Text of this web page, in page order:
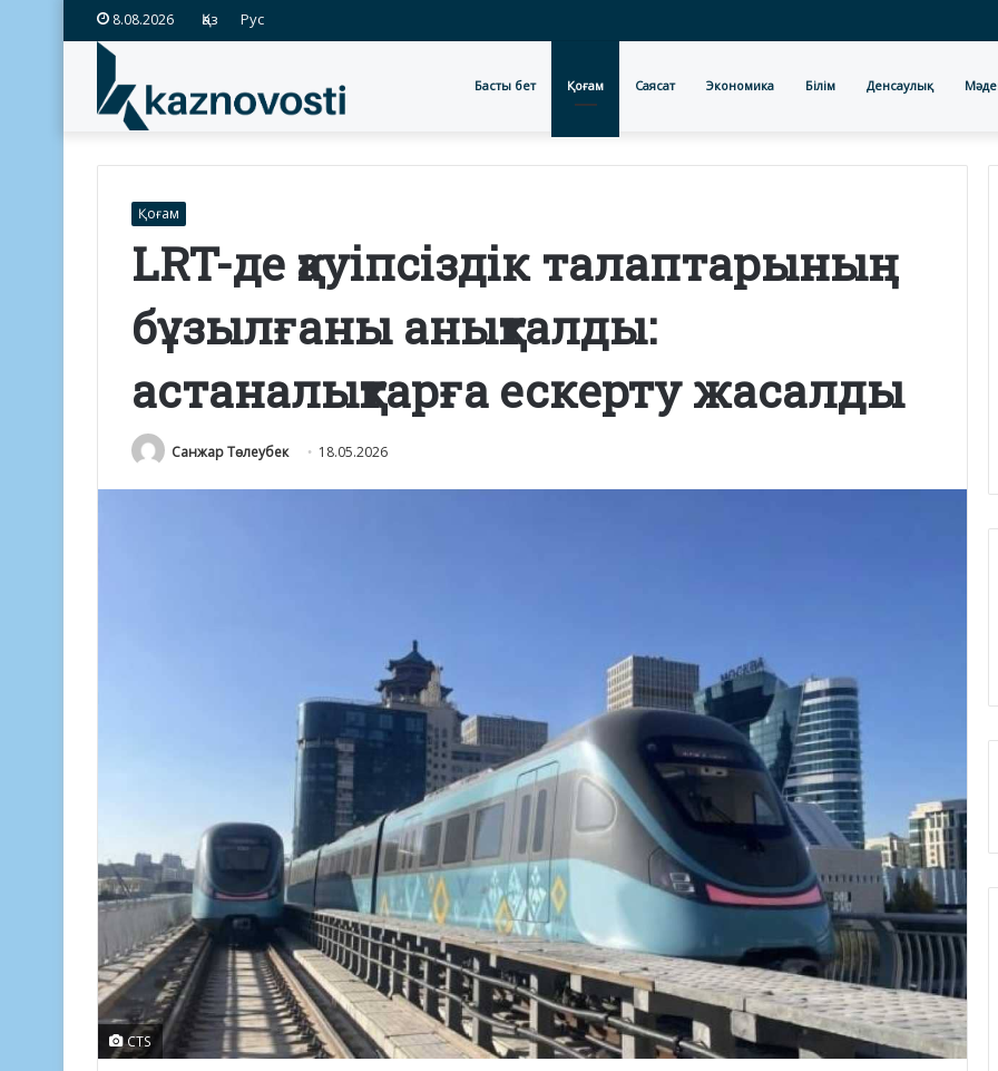
8.08.2026 Қаз Рус
Басты бет Қоғам Саясат Экономика Білім Денсаулық
Қоғам
LRT-де қауіпсіздік талаптарының
бұзылғаны анықталды:
астаналықтарға ескерту жасалды
Санжар Төлеубек 18.05.2026
CTS